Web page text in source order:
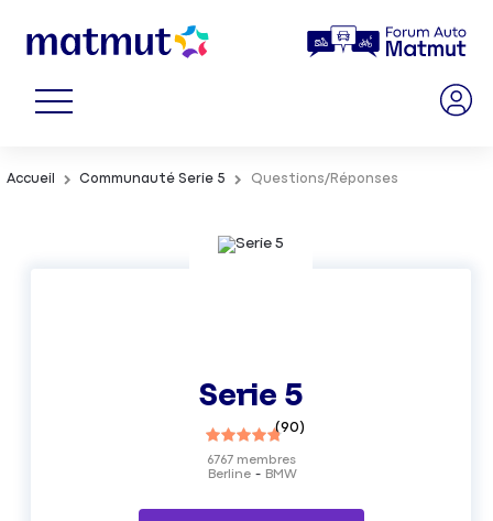
Accueil Communauté Serie 5 Questions/Réponses
Serie 5
(90)
Berline BMW
6767membres